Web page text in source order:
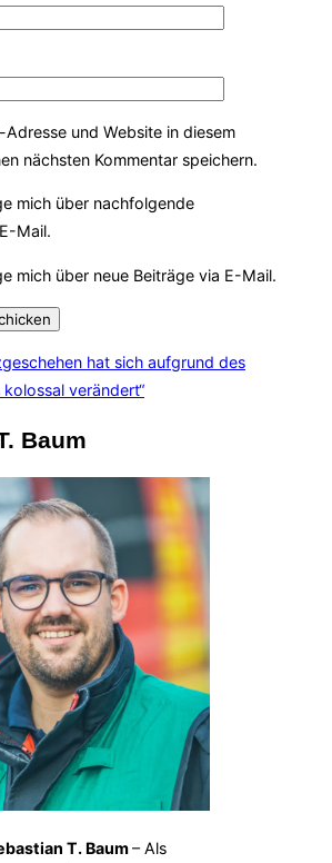
und Website in diesem
nächsten Kommentar speichern.
mich über nachfolgende
Mail.
mich über neue Beiträge via E-Mail.
hat sich aufgrund des
verändert“
Baum
T. Baum– Als